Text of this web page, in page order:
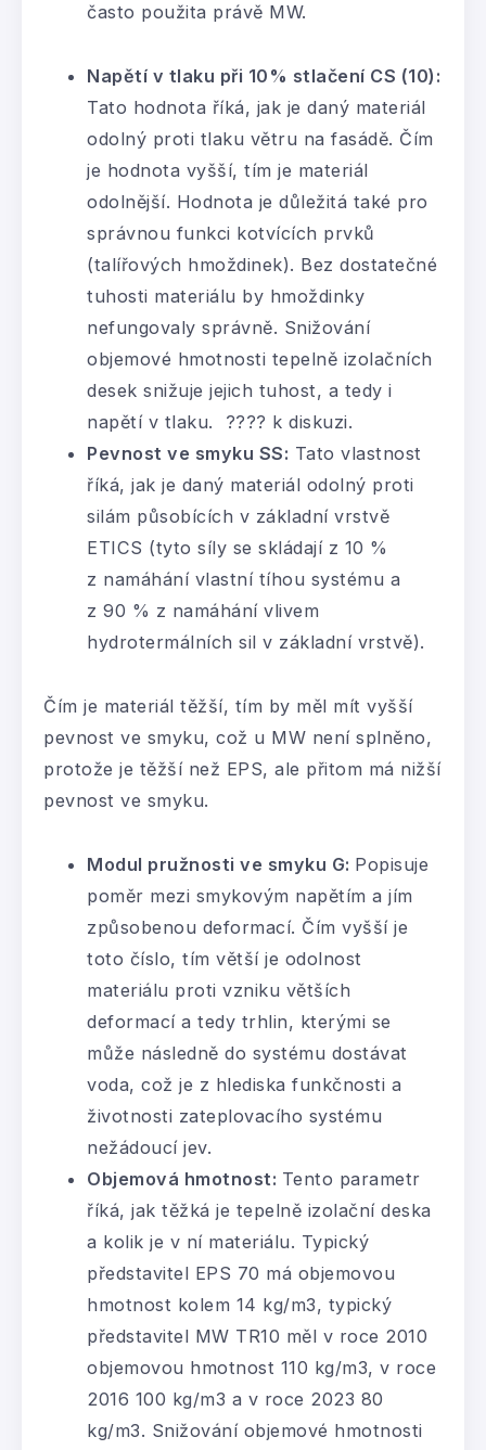
často použita právě MW.
Napětí v tlaku při 10% stlačení CS (10):
Tato hodnota říká, jak je daný materiál
odolný proti tlaku větru na fasádě. Čím
je hodnota vyšší, tím je materiál
odolnější. Hodnota je důležitá také pro
správnou funkci kotvících prvků
(talířových hmoždinek). Bez dostatečné
tuhosti materiálu by hmoždinky
nefungovaly správně. Snižování
objemové hmotnosti tepelně izolačních
desek snižuje jejich tuhost, a tedy i
napětí v tlaku. ???? k diskuzi.
Pevnost ve smyku SS: Tato vlastnost
říká, jak je daný materiál odolný proti
silám působících v základní vrstvě
ETICS (tyto síly se skládají z 10 %
z namáhání vlastní tíhou systému a
z 90 % z namáhání vlivem
hydrotermálních sil v základní vrstvě).
Čím je materiál těžší, tím by měl mít vyšší
pevnost ve smyku, což u MW není splněno,
protože je těžší než EPS, ale přitom má nižší
pevnost ve smyku.
Modul pružnosti ve smyku G: Popisuje
poměr mezi smykovým napětím a jím
způsobenou deformací. Čím vyšší je
toto číslo, tím větší je odolnost
materiálu proti vzniku větších
deformací a tedy trhlin, kterými se
může následně do systému dostávat
voda, což je z hlediska funkčnosti a
životnosti zateplovacího systému
nežádoucí jev.
Objemová hmotnost: Tento parametr
říká, jak těžká je tepelně izolační deska
a kolik je v ní materiálu. Typický
představitel EPS 70 má objemovou
hmotnost kolem 14 kg/m3, typický
představitel MW TR10 měl v roce 2010
objemovou hmotnost 110 kg/m3, v roce
2016 100 kg/m3 a v roce 2023 80
kg/m3. Snižování objemové hmotnosti